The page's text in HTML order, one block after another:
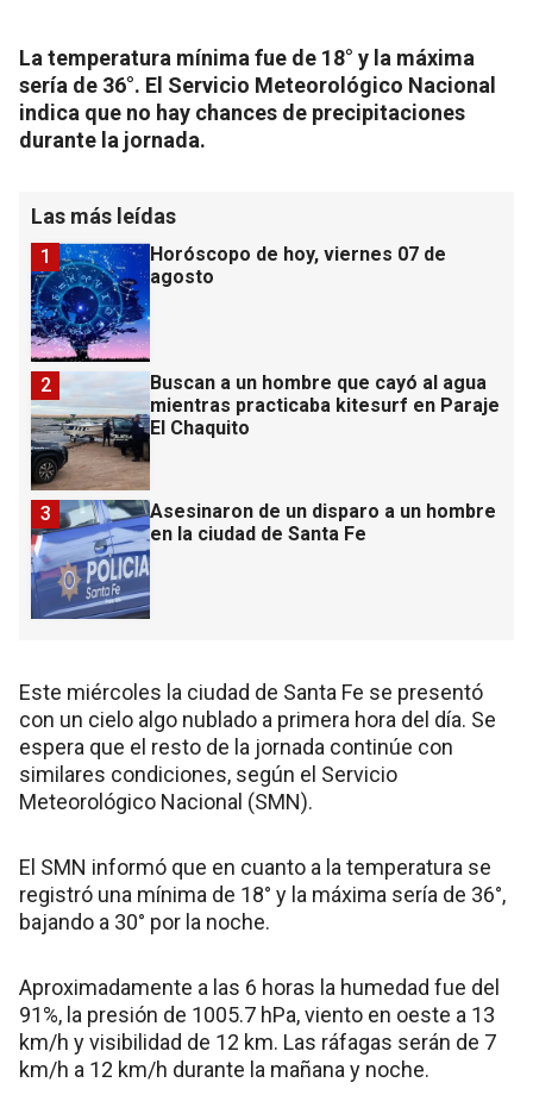
La temperatura mínima fue de 18° y la máxima
sería de 36°. El Servicio Meteorológico Nacional
indica que no hay chances de precipitaciones
durante la jornada.
Las más leídas
Horóscopo de hoy, viernes 07 de
agosto
1
Buscan a un hombre que cayó al agua
mientras practicaba kitesurf en Paraje
El Chaquito
2
Asesinaron de un disparo a un hombre
en la ciudad de Santa Fe
3
Este miércoles la ciudad de Santa Fe se presentó
con un cielo algo nublado a primera hora del día. Se
espera que el resto de la jornada continúe con
similares condiciones, según el Servicio
Meteorológico Nacional (SMN).
El SMN informó que en cuanto a la temperatura se
registró una mínima de 18° y la máxima sería de 36°,
bajando a 30° por la noche.
Aproximadamente a las 6 horas la humedad fue del
91%, la presión de 1005.7 hPa, viento en oeste a 13
km/h y visibilidad de 12 km. Las ráfagas serán de 7
km/h a 12 km/h durante la mañana y noche.